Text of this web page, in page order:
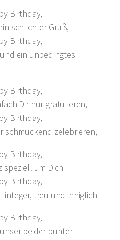
Birthday,
schlichter Gruß,
Birthday,
ein unbedingtes
Birthday,
Dir nur gratulieren,
Birthday,
schmückend zelebrieren,
Birthday,
speziell um Dich
Birthday,
integer, treu und inniglich
Birthday,
beider bunter